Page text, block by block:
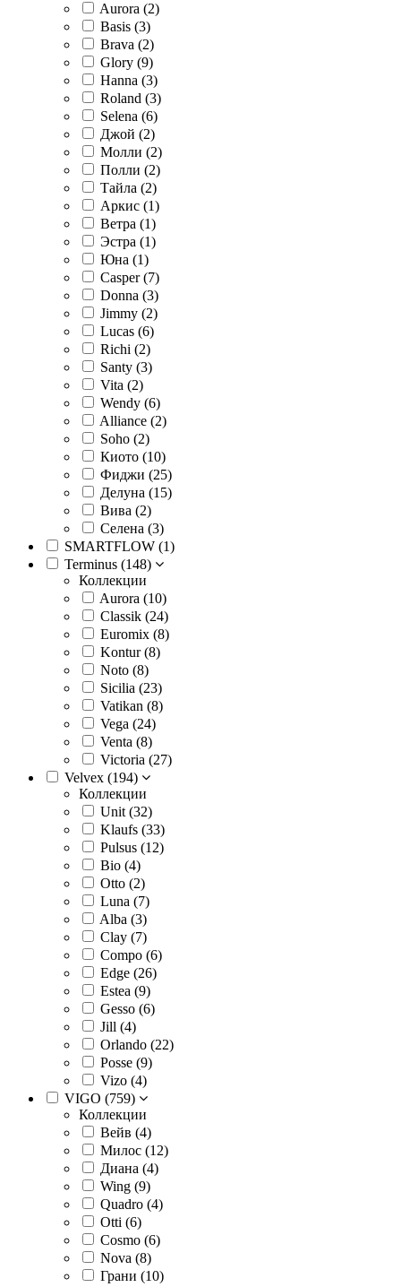
Aurora (2)
Basis (3)
Brava (2)
Glory (9)
Hanna (3)
Roland (3)
Selena (6)
Джой (2)
Молли (2)
Полли (2)
Тайла (2)
Аркис (1)
Ветра (1)
Эстра (1)
Юна (1)
Casper (7)
Donna (3)
Jimmy (2)
Lucas (6)
Richi (2)
Santy (3)
Vita (2)
Wendy (6)
Alliance (2)
Soho (2)
Киото (10)
Фиджи (25)
Делуна (15)
Вива (2)
Селена (3)
SMARTFLOW (1)
Terminus (148)
Коллекции
Aurora (10)
Classik (24)
Euromix (8)
Kontur (8)
Noto (8)
Sicilia (23)
Vatikan (8)
Vega (24)
Venta (8)
Victoria (27)
Velvex (194)
Коллекции
Unit (32)
Klaufs (33)
Pulsus (12)
Bio (4)
Otto (2)
Luna (7)
Alba (3)
Clay (7)
Compo (6)
Edge (26)
Estea (9)
Gesso (6)
Jill (4)
Orlando (22)
Posse (9)
Vizo (4)
VIGO (759)
Коллекции
Вейв (4)
Милос (12)
Диана (4)
Wing (9)
Quadro (4)
Otti (6)
Cosmo (6)
Nova (8)
Грани (10)